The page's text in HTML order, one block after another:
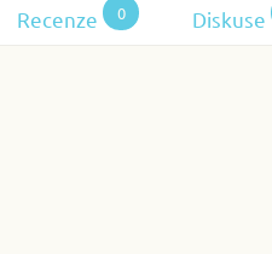
Recenze 0 Diskuse